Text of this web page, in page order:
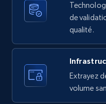
X (formerly Twitter) -
Twitter posts URLs
posted, Photos, URL,
10.4K+ 1.2K+
de
qualité.
Extrayez
volume